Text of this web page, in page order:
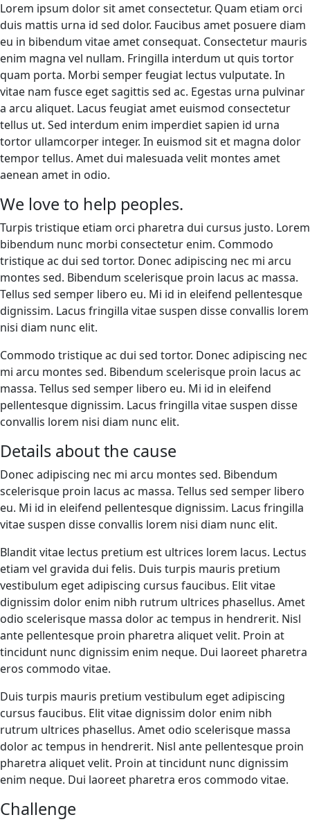
Lorem ipsum dolor sit amet consectetur. Quam etiam orci
duis mattis urna id sed dolor. Faucibus amet posuere diam
eu in bibendum vitae amet consequat. Consectetur mauris
enim magna vel nullam. Fringilla interdum ut quis tortor
quam porta. Morbi semper feugiat lectus vulputate. In
vitae nam fusce eget sagittis sed ac. Egestas urna pulvinar
a arcu aliquet. Lacus feugiat amet euismod consectetur
tellus ut. Sed interdum enim imperdiet sapien id urna
tortor ullamcorper integer. In euismod sit et magna dolor
tempor tellus. Amet dui malesuada velit montes amet
aenean amet in odio.
We love to help peoples.
Turpis tristique etiam orci pharetra dui cursus justo. Lorem
bibendum nunc morbi consectetur enim. Commodo
tristique ac dui sed tortor. Donec adipiscing nec mi arcu
montes sed. Bibendum scelerisque proin lacus ac massa.
Tellus sed semper libero eu. Mi id in eleifend pellentesque
dignissim. Lacus fringilla vitae suspen disse convallis lorem
nisi diam nunc elit.
Commodo tristique ac dui sed tortor. Donec adipiscing nec
mi arcu montes sed. Bibendum scelerisque proin lacus ac
massa. Tellus sed semper libero eu. Mi id in eleifend
pellentesque dignissim. Lacus fringilla vitae suspen disse
convallis lorem nisi diam nunc elit.
Details about the cause
Donec adipiscing nec mi arcu montes sed. Bibendum
scelerisque proin lacus ac massa. Tellus sed semper libero
eu. Mi id in eleifend pellentesque dignissim. Lacus fringilla
vitae suspen disse convallis lorem nisi diam nunc elit.
Blandit vitae lectus pretium est ultrices lorem lacus. Lectus
etiam vel gravida dui felis. Duis turpis mauris pretium
vestibulum eget adipiscing cursus faucibus. Elit vitae
dignissim dolor enim nibh rutrum ultrices phasellus. Amet
odio scelerisque massa dolor ac tempus in hendrerit. Nisl
ante pellentesque proin pharetra aliquet velit. Proin at
tincidunt nunc dignissim enim neque. Dui laoreet pharetra
eros commodo vitae.
Duis turpis mauris pretium vestibulum eget adipiscing
cursus faucibus. Elit vitae dignissim dolor enim nibh
rutrum ultrices phasellus. Amet odio scelerisque massa
dolor ac tempus in hendrerit. Nisl ante pellentesque proin
pharetra aliquet velit. Proin at tincidunt nunc dignissim
enim neque. Dui laoreet pharetra eros commodo vitae.
Challenge